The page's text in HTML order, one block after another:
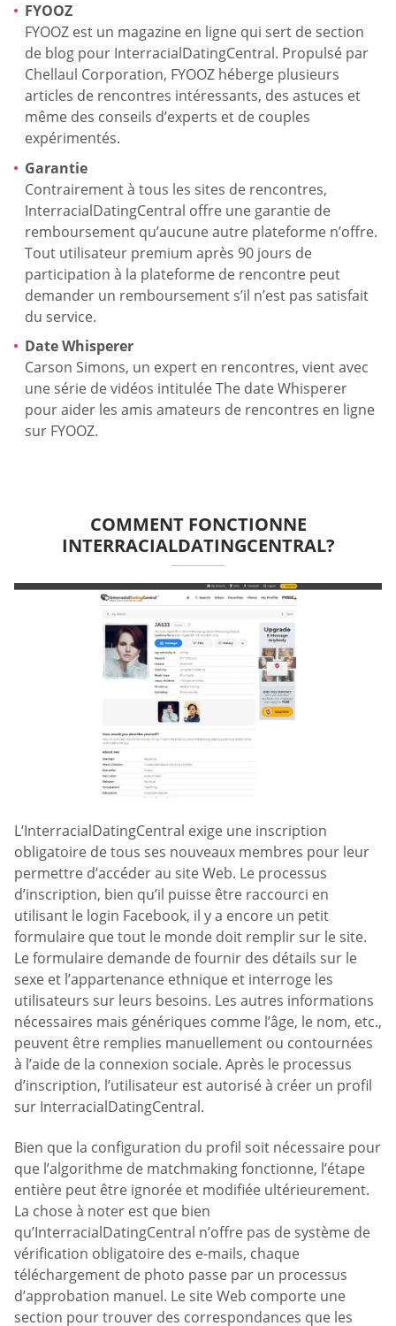
FYOOZ
FYOOZ est un magazine en ligne qui sert de section
de blog pour InterracialDatingCentral. Propulsé par
Chellaul Corporation, FYOOZ héberge plusieurs
articles de rencontres intéressants, des astuces et
même des conseils d’experts et de couples
expérimentés.
Garantie
Contrairement à tous les sites de rencontres,
InterracialDatingCentral offre une garantie de
remboursement qu’aucune autre plateforme n’offre.
Tout utilisateur premium après 90 jours de
participation à la plateforme de rencontre peut
demander un remboursement s’il n’est pas satisfait
du service.
Date Whisperer
Carson Simons, un expert en rencontres, vient avec
une série de vidéos intitulée The date Whisperer
pour aider les amis amateurs de rencontres en ligne
sur FYOOZ.
COMMENT FONCTIONNE
INTERRACIALDATINGCENTRAL?
L’InterracialDatingCentral exige une inscription
obligatoire de tous ses nouveaux membres pour leur
permettre d’accéder au site Web. Le processus
d’inscription, bien qu’il puisse être raccourci en
utilisant le login Facebook, il y a encore un petit
formulaire que tout le monde doit remplir sur le site.
Le formulaire demande de fournir des détails sur le
sexe et l’appartenance ethnique et interroge les
utilisateurs sur leurs besoins. Les autres informations
nécessaires mais génériques comme l’âge, le nom, etc.,
peuvent être remplies manuellement ou contournées
à l’aide de la connexion sociale. Après le processus
d’inscription, l’utilisateur est autorisé à créer un profil
sur InterracialDatingCentral.
Bien que la configuration du profil soit nécessaire pour
que l’algorithme de matchmaking fonctionne, l’étape
entière peut être ignorée et modifiée ultérieurement.
La chose à noter est que bien
qu’InterracialDatingCentral n’offre pas de système de
vérification obligatoire des e-mails, chaque
téléchargement de photo passe par un processus
d’approbation manuel. Le site Web comporte une
section pour trouver des correspondances que les